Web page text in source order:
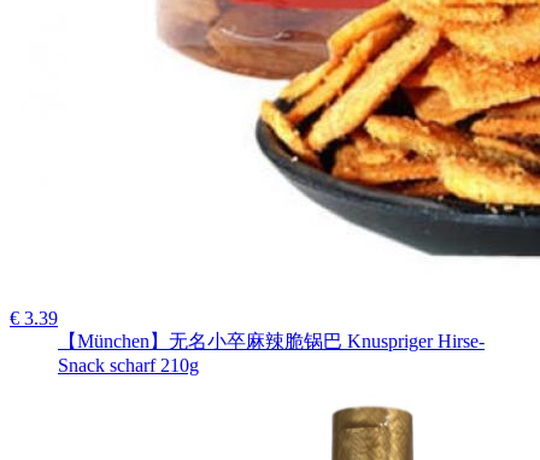
€ 3.39
【München】无名小卒麻辣脆锅巴 Knuspriger Hirse-
Snack scharf 210g